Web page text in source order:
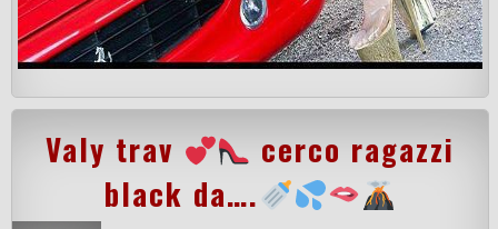
Valy trav
cerco ragazzi
black da….